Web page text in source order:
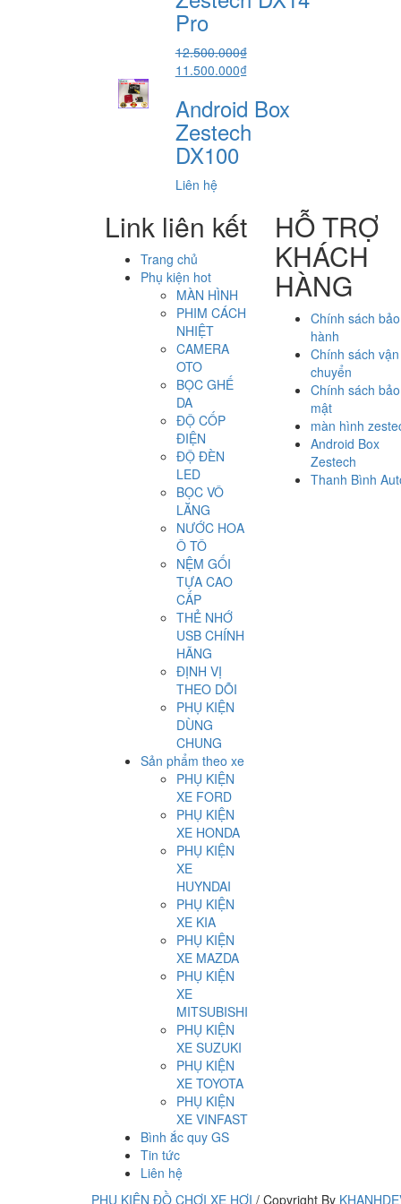
5.800.000₫.
Pro
12.500.000₫
Giá
là:
12.500.000₫.
11.500.000₫Giá
tại
là:
11.500.000₫.
Android Box
Zestech
DX100
Liên hệ
Link liên kết
Trang chủ
Phụ kiện hot
MÀN HÌNH
PHIM CÁCH
NHIỆT
CAMERA
OTO
BỌC GHẾ
DA
ĐỘ CỐP
ĐIỆN
ĐỘ ĐÈN
LED
BỌC VÔ
LĂNG
NƯỚC HOA
Ô TÔ
NỆM GỐI
TỰA CAO
CẤP
THẺ NHỚ
USB CHÍNH
HÃNG
ĐỊNH VỊ
THEO DÕI
PHỤ KIỆN
DÙNG
CHUNG
Sản phẩm theo xe
PHỤ KIỆN
XE FORD
PHỤ KIỆN
XE HONDA
PHỤ KIỆN
XE
HUYNDAI
PHỤ KIỆN
XE KIA
PHỤ KIỆN
XE MAZDA
PHỤ KIỆN
XE
MITSUBISHI
PHỤ KIỆN
XE SUZUKI
PHỤ KIỆN
XE TOYOTA
PHỤ KIỆN
XE VINFAST
Bình ắc quy GS
Tin tức
Liên hệ
HỖ TRỢ
KHÁCH
HÀNG
Chính sách bảo
hành
Chính sách vận
chuyển
Chính sách bảo
mật
màn hình
Android Box
Zestech
Thanh Bình
PHỤ KIỆN ĐỒ CHƠI XE HƠI / Copyright By